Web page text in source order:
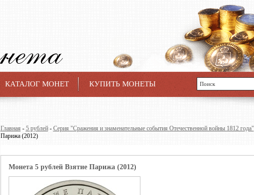
КАТАЛОГ МОНЕТ КУПИТЬ МОНЕТЫ
Главная - 5 рублей- Серия "Сражения и знаменательные события Отечественной войны 1812 года"
Парижа (2012)
Монета 5 рублей Взятие Парижа (2012)